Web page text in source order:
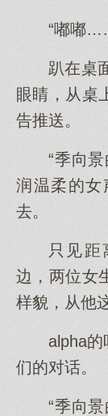
“嘟嘟
趴在桌
眼睛，从桌
告推送。
“季向
润温柔的女
去。
只见
边，两位女
样貌，从他
alpha的
们的对话。
“季向